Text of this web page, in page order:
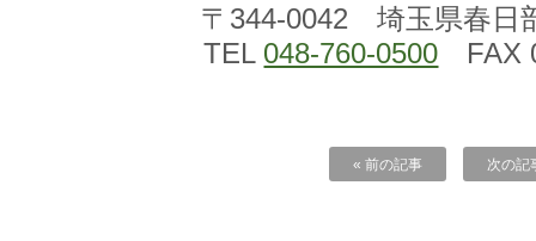
〒344-0042 埼玉県春日
TEL 048-760-0500 FAX
« 前の記事 次の記